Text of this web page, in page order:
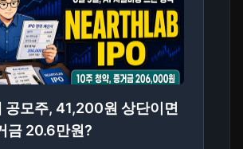
공모주, 41,200원 상단이면
금 20.6만원?